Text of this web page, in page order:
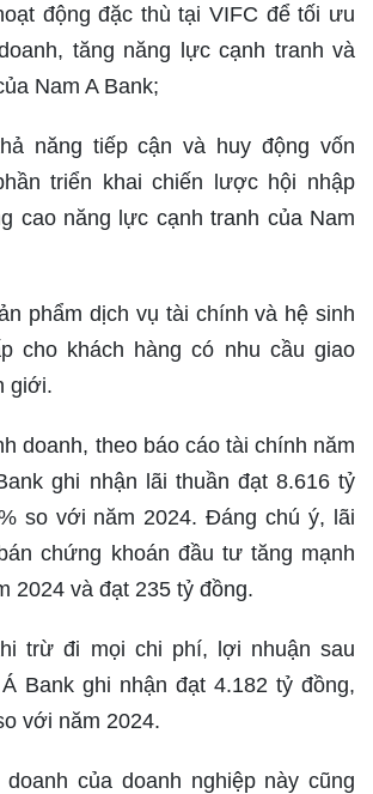
động đặc thù tại VIFC để tối ưu
tăng năng lực cạnh tranh và
Nam A Bank;
năng tiếp cận và huy động vốn
triển khai chiến lược hội nhập
cao năng lực cạnh tranh của Nam
phẩm dịch vụ tài chính và hệ sinh
cho khách hàng có nhu cầu giao
giới.
doanh, theo báo cáo tài chính năm
ghi nhận lãi thuần đạt 8.616 tỷ
so với năm 2024. Đáng chú ý, lãi
chứng khoán đầu tư tăng mạnh
2024 và đạt 235 tỷ đồng.
trừ đi mọi chi phí, lợi nhuận sau
Bank ghi nhận đạt 4.182 tỷ đồng,
với năm 2024.
của doanh nghiệp này cũng